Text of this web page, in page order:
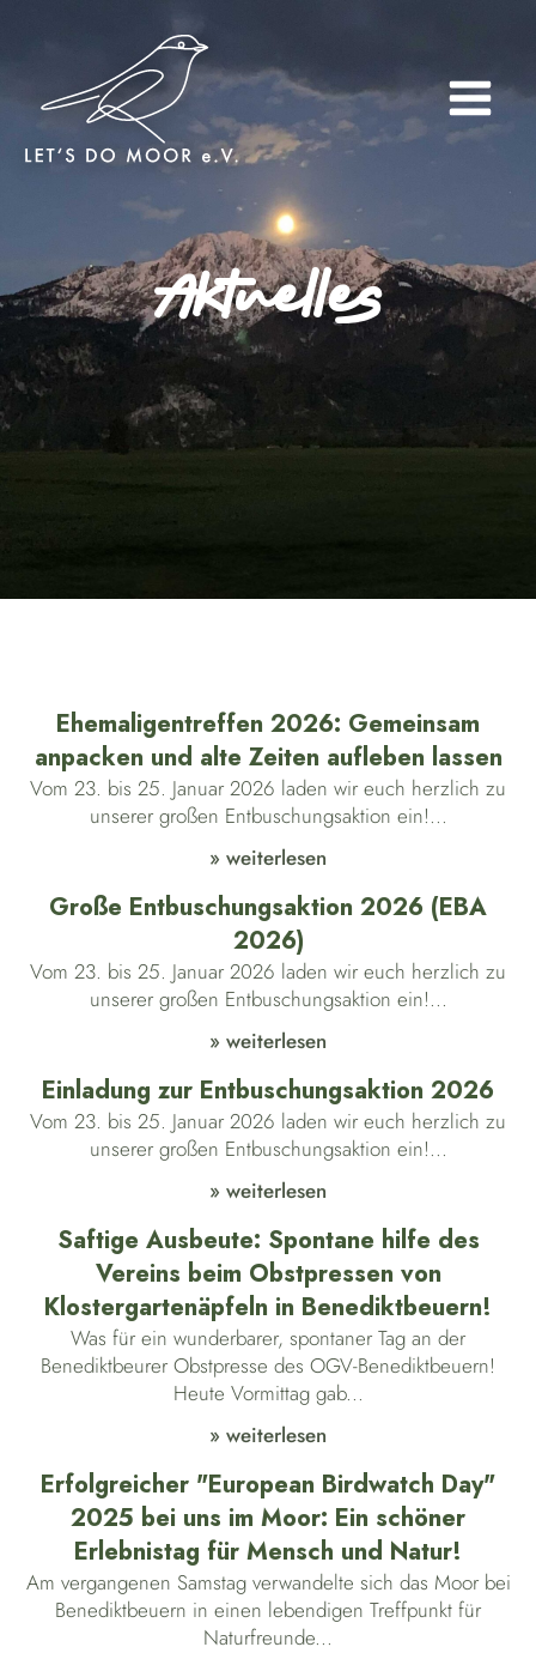
Aktuelles
Ehemaligentreffen 2026: Gemeinsam
anpacken und alte Zeiten aufleben lassen
Vom 23. bis 25. Januar 2026 laden wir euch herzlich zu
unserer großen Entbuschungsaktion ein!...
» weiterlesen
Große Entbuschungsaktion 2026 (EBA
2026)
Vom 23. bis 25. Januar 2026 laden wir euch herzlich zu
unserer großen Entbuschungsaktion ein!...
» weiterlesen
Einladung zur Entbuschungsaktion 2026
Vom 23. bis 25. Januar 2026 laden wir euch herzlich zu
unserer großen Entbuschungsaktion ein!...
» weiterlesen
Saftige Ausbeute: Spontane hilfe des
Vereins beim Obstpressen von
Klostergartenäpfeln in Benediktbeuern!
Was für ein wunderbarer, spontaner Tag an der
Benediktbeurer Obstpresse des OGV-Benediktbeuern!
Heute Vormittag gab...
» weiterlesen
Erfolgreicher "European Birdwatch Day"
2025 bei uns im Moor: Ein schöner
Erlebnistag für Mensch und Natur!
Am vergangenen Samstag verwandelte sich das Moor bei
Benediktbeuern in einen lebendigen Treffpunkt für
Naturfreunde...